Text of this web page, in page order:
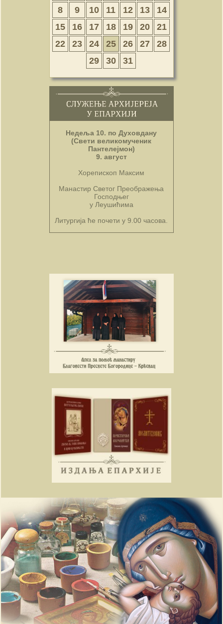
8 9 10 11 12 13
14
15
16 17 18 19 20
21
22
23 24 25 26 27
28
29
30 31
Недеља 10. по Духовдану
(Свети великомученик
Пантелејмон)
9. август
Хорепископ Максим
Манастир Светог Преображења
Господњег
у Леушићима
Литургија ће почети у 9.00 часова.